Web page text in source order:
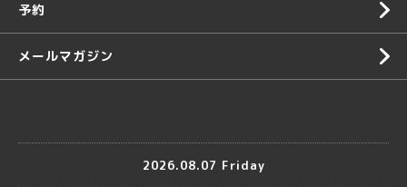
予約
メールマガジン
2026.08.07 Friday